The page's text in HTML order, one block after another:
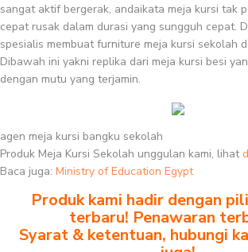
sangat aktif bergerak, andaikata meja kursi tak
cepat rusak dalam durasi yang sungguh cepat.
spesialis membuat furniture meja kursi sekolah
Dibawah ini yakni replika dari meja kursi besi
dengan mutu yang terjamin.
agen meja kursi bangku sekolah
Produk Meja Kursi Sekolah unggulan kami, lihat
Baca juga: Ministry of Education Egypt
Produk kami hadir dengan
terbaru! Penawaran
Syarat & ketentuan, hubungi